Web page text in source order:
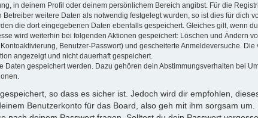
in deinem Profil oder deinem persönlichem Bereich angibst. Für die
weitere Daten als notwendig festgelegt wurden, so ist dies für dich
die dort eingegebenen Daten ebenfalls gespeichert. Gleiches gilt, wenn
wird weiterhin bei folgenden Aktionen gespeichert: Löschen und Ändern
Benutzer-Passwort) und gescheiterte Anmeldeversuche.
angezeigt und nicht dauerhaft gespeichert.
gespeichert werden. Dazu gehören dein Abstimmungsverhalten bei
so dass es sicher ist. Jedoch wird dir empfohlen,
Benutzerkonto für das Board, also geh mit ihm sorgsam